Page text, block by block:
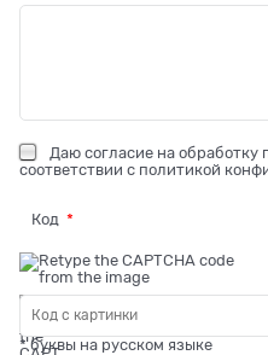
Даю согласие на
соответствии с политикой
Код
* буквы на русском языке